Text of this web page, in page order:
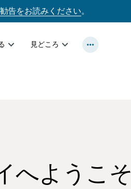
告をお読みください。
見どころ
へようこそ